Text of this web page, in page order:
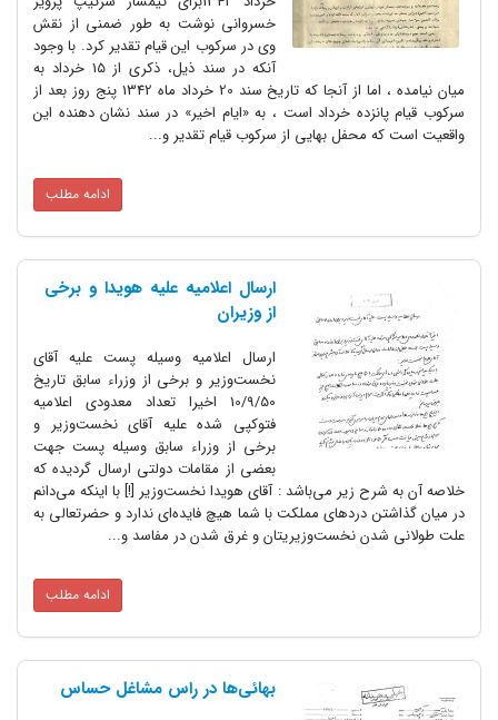
خسروانی نوشت به طور ضمنی از نقش
وی در سرکوب این قیام تقدیر کرد. با وجود
آنکه در سند ذیل، ذکری از 15 خرداد به
میان نیامده ، اما از آنجا که تاریخ سند 20 خرداد ماه 1342 پنج روز بعد از
خرداد است ، به «ایام اخیر» در سند نشان دهنده این
محفل بهایی از سرکوب قیام تقدیر و...
ارسال اعلامیه علیه هویدا و برخى
از وزیران
ارسال اعلامیه وسیله پست علیه آقاى
نخست‌وزیر و برخى از وزراء سابق تاریخ
10/9/50 اخیرا تعداد معدودى اعلامیه
فتوکپى شده علیه آقاى نخست‌وزیر و
برخى از وزراء سابق وسیله پست جهت
بعضى از مقامات دولتى ارسال گردیده که
زیر مى‌باشد : آقاى هویدا نخست‌وزیر [!] با اینکه مى‌دانم
دردهاى مملکت با شما هیچ فایده‌اى ندارد و حضرتعالى به
نخست‌وزیریتان و غرق شدن در مفاسد و...
بهائی‌ها در راس مشاغل حساس